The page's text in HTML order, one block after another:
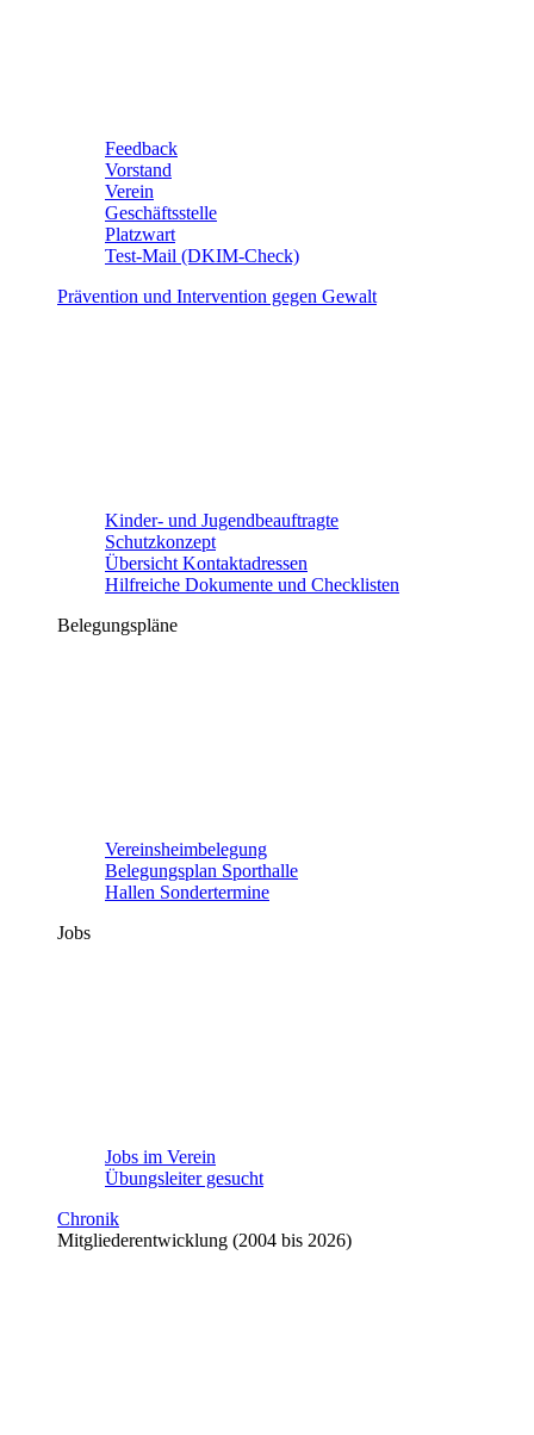
Feedback
Vorstand
Verein
Geschäftsstelle
Platzwart
Test-Mail (DKIM-Check)
Prävention und Intervention gegen Gewalt
Kinder- und Jugendbeauftragte
Schutzkonzept
Übersicht Kontaktadressen
Hilfreiche Dokumente und Checklisten
Belegungspläne
Vereinsheimbelegung
Belegungsplan Sporthalle
Hallen Sondertermine
Jobs
Jobs im Verein
Übungsleiter gesucht
Chronik
Mitgliederentwicklung (2004 bis 2026)